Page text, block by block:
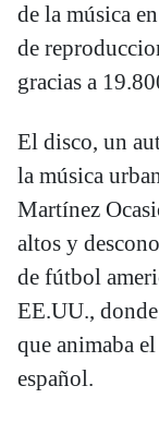
de la música
de
gracias a
El disco, un
la música
Martínez
altos y
de fútbol
EE.UU.,
que animaba
español.